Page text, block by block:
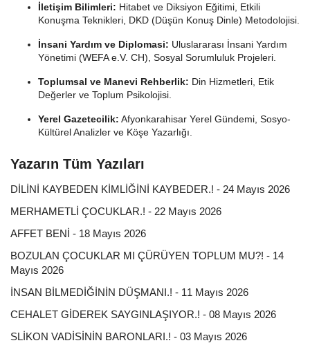
İletişim Bilimleri: Hitabet ve Diksiyon Eğitimi, Etkili
Konuşma Teknikleri, DKD (Düşün Konuş Dinle) Metodolojisi.
İnsani Yardım ve Diplomasi: Uluslararası İnsani Yardım
Yönetimi (WEFA e.V. CH), Sosyal Sorumluluk Projeleri.
Toplumsal ve Manevi Rehberlik: Din Hizmetleri, Etik
Değerler ve Toplum Psikolojisi.
Yerel Gazetecilik: Afyonkarahisar Yerel Gündemi, Sosyo-
Kültürel Analizler ve Köşe Yazarlığı.
Yazarın Tüm Yazıları
DİLİNİ KAYBEDEN KİMLİĞİNİ KAYBEDER.! - 24 Mayıs 2026
MERHAMETLİ ÇOCUKLAR.! - 22 Mayıs 2026
AFFET BENİ - 18 Mayıs 2026
BOZULAN ÇOCUKLAR MI ÇÜRÜYEN TOPLUM MU?! - 14
Mayıs 2026
İNSAN BİLMEDİĞİNİN DÜŞMANI.! - 11 Mayıs 2026
CEHALET GİDEREK SAYGINLAŞIYOR.! - 08 Mayıs 2026
SLİKON VADİSİNİN BARONLARI.! - 03 Mayıs 2026